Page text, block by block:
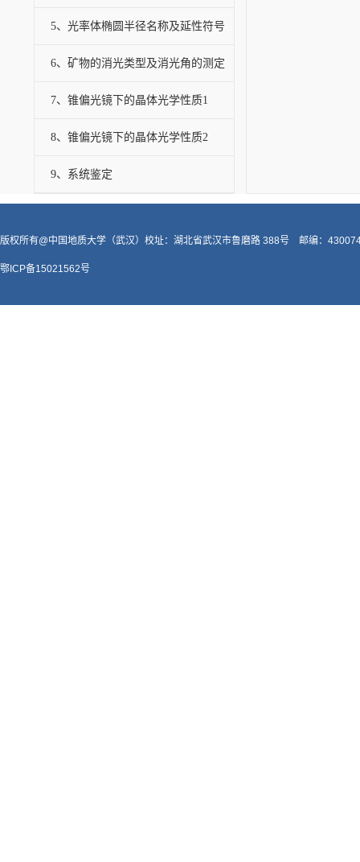
5、光率体椭圆半径名称及延性符号
6、矿物的消光类型及消光角的测定
7、锥偏光镜下的晶体光学性质1
8、锥偏光镜下的晶体光学性质2
9、系统鉴定
版权所有@中国地质大学（武汉）校址：湖北省武汉市鲁磨路 388号 邮编：
鄂ICP备15021562号